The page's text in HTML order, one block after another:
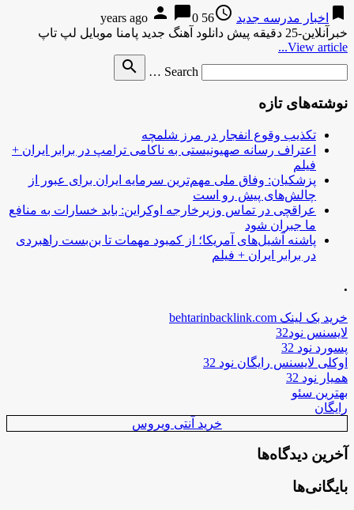
bookmark اخبار مدرسه جدید access_time
56 years ago
person chat_bubble0
خبرآنلاین-25 دقیقه پیش دانلود آهنگ جدید پامنا موبایل لپ تاپ
View article...
Search …
search
نوشته‌های تازه
تکذیب وقوع انفجار در مرز شلمچه
اعتراف رسانه صهیونیستی به ناکامی ترامپ در برابر ایران +
فیلم
پزشکیان: وفاق ملی مهم‌ترین سرمایه ایران برای عبور از
چالش‌های پیش رو است
عراقچی در تماس وزیرخارجه اوکراین: باید خسارات به منافع
ما جبران شود
پاشنه آشیل‌های آمریکا؛ از کمبود مهمات تا بن‌بست راهبردی
در برابر ایران + فیلم
.
خرید بک لینک behtarinbacklink.com
لایسنس نود32
پسورد نود 32
اوکلی لایسنس رایگان نود 32
همیار نود 32
بهترین سئو
رایگان
خرید آنتی ویروس
آخرین دیدگاه‌ها
بایگانی‌ها